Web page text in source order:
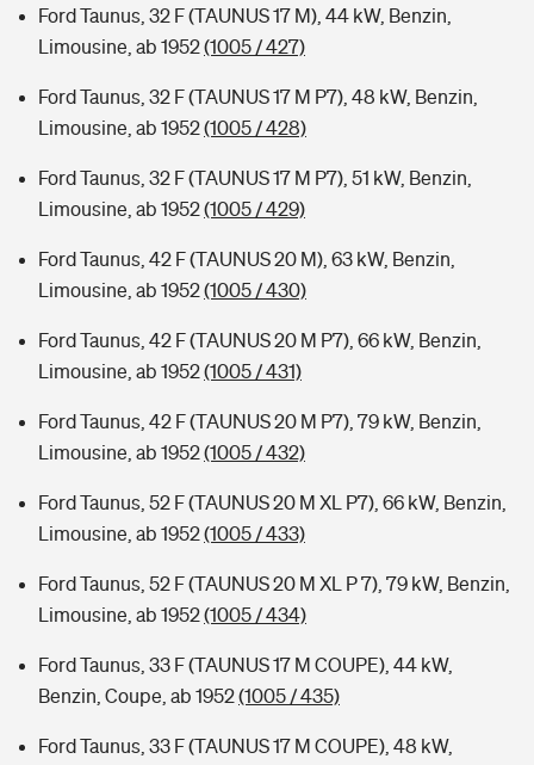
Ford Taunus, 32 F (TAUNUS 17 M), 44 kW, Benzin,
Limousine, ab 1952(1005 / 427)
Ford Taunus, 32 F (TAUNUS 17 M P7), 48 kW, Benzin,
Limousine, ab 1952(1005 / 428)
Ford Taunus, 32 F (TAUNUS 17 M P7), 51 kW, Benzin,
Limousine, ab 1952(1005 / 429)
Ford Taunus, 42 F (TAUNUS 20 M), 63 kW, Benzin,
Limousine, ab 1952(1005 / 430)
Ford Taunus, 42 F (TAUNUS 20 M P7), 66 kW, Benzin,
Limousine, ab 1952(1005 / 431)
Ford Taunus, 42 F (TAUNUS 20 M P7), 79 kW, Benzin,
Limousine, ab 1952(1005 / 432)
Ford Taunus, 52 F (TAUNUS 20 M XL P7), 66 kW, Benzin,
Limousine, ab 1952(1005 / 433)
Ford Taunus, 52 F (TAUNUS 20 M XL P 7), 79 kW, Benzin,
Limousine, ab 1952(1005 / 434)
Ford Taunus, 33 F (TAUNUS 17 M COUPE), 44 kW,
Benzin, Coupe, ab 1952(1005 / 435)
Ford Taunus, 33 F (TAUNUS 17 M COUPE), 48 kW,